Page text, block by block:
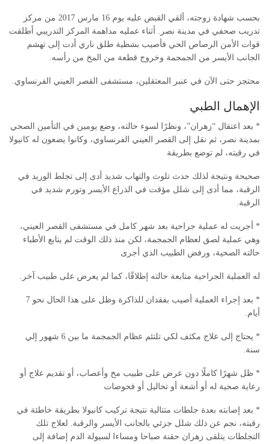
بحسب شهادة زوجته، ألقي القبض عليه يوم 16 مارس 2017 من مركز
تدريب صحفي في مدينة نصر. أثناء عمليه مداهمة المركز التدريبي أطلقت
قوات الأمن الرصاص الحي فأصيب بشظية طلق ناري أدت إلى تهشم
الجانب الأيسر من الجمجمة وخروج قطعة من المخ من رأسه.
محتجز حتى الآن في عنبر المعتقلين، مستشفى القصر العيني الفرنساوي.
الإهمال الطبي
* بعد اعتقال “زهران”، ونظرًا لسوء حالته، وضع يومين في التأمين الصحي
بمدينة نصر، ثم نقل إلى القصر العيني الفرنساوي، وكانوا يضعون له كانيولا
في رقبته، لم توضع بطريقة
صحيحة ونتيجة لذلك حدث تلوث والتهاب شديد أدى إلى تجلط الوريد في
الرقبة، مما أدى إلى شلل مؤقت في الذراع الأيسر وتورم شديد في
الرقبة.
* أجريت له عملية جراحية بعد شهر كامل في مستشفى القصر العيني،
وهي عملية لصق لعظام الجمجمة، لكن منذ ذلك الوقت لم يتابع الأطباء
حالته الصحية، ورفض الطبيب الذي أجرى
له العملية الجراحية متابعة حالته إطلاقًا، كما لم يعرض على طبيب آخر.
* بعد إجراء العملية أصيب بفقدان للذاكرة وظل على هذا الحال نحو 7
أيام.
* يحتاج إلى علاج مكثف لكي تلتئم عظام الجمجمة ما بين 6 شهور إلي
سنة.
* ظل شهرًا كاملًا دون عرض على طبيب مخ وأعصاب، أو تقديم علاج أو
رعاية صحية له أو أشعة أو تحاليل أو فحوصات
* بعد إصابته بعدة جلطات متتالية نتيجة تركيب كانيولا بطريقة خاطئة في
رقبته، نجم عن ذلك شلل جزئي بالجانب الأيسر والرقبة. لعلاج تلك
التجلطات يتلقى زهران حقنة صباحا ومساءا لسيولة الدم إضافة إلى